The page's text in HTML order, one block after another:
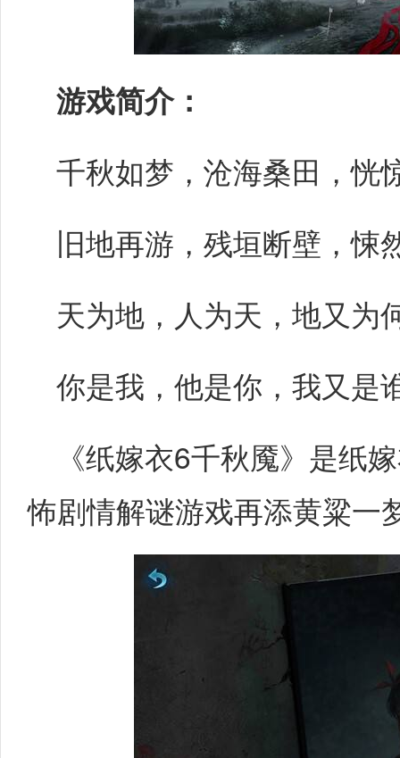
游戏简介：
千秋如梦，沧海桑田，恍
旧地再游，残垣断壁，悚
天为地，人为天，地又为
你是我，他是你，我又是
《纸嫁衣6千秋魇》是纸
怖剧情解谜游戏再添黄粱一